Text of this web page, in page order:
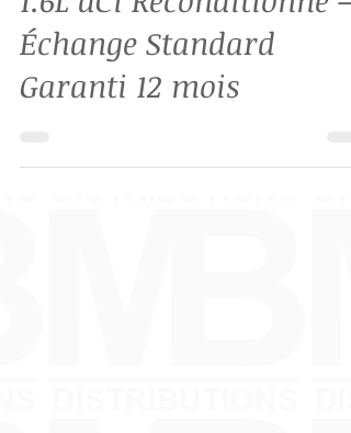
1.6L dCi Reconditionné –
Échange Standard